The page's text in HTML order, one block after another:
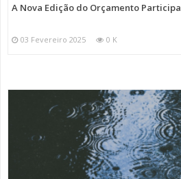
A Nova Edição do Orçamento
03 Fevereiro 2025 0 K